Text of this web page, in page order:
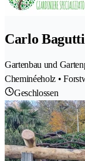
Carlo
Gartenbau und
Cheminéeholz •
Geschlossen